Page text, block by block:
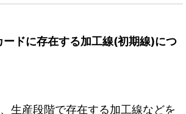
ードに存在する加工線(初期線)につ
生産段階で存在する加工線などを